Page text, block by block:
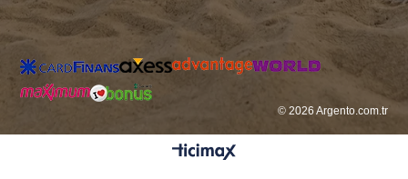
© 2026 Argento.com.tr